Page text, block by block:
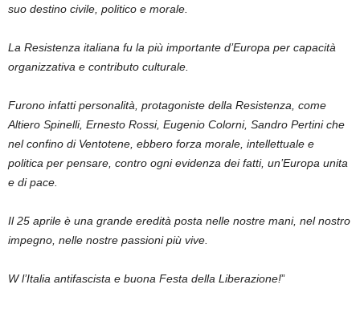
suo destino civile, politico e morale.
La Resistenza italiana fu la più importante d’Europa per capacità
organizzativa e contributo culturale.
Furono infatti personalità, protagoniste della Resistenza, come
Altiero Spinelli, Ernesto Rossi, Eugenio Colorni, Sandro Pertini che
nel confino di Ventotene, ebbero forza morale, intellettuale e
politica per pensare, contro ogni evidenza dei fatti, un’Europa unita
e di pace.
Il 25 aprile è una grande eredità posta nelle nostre mani, nel nostro
impegno, nelle nostre passioni più vive.
W l’Italia antifascista e buona Festa della Liberazione!”